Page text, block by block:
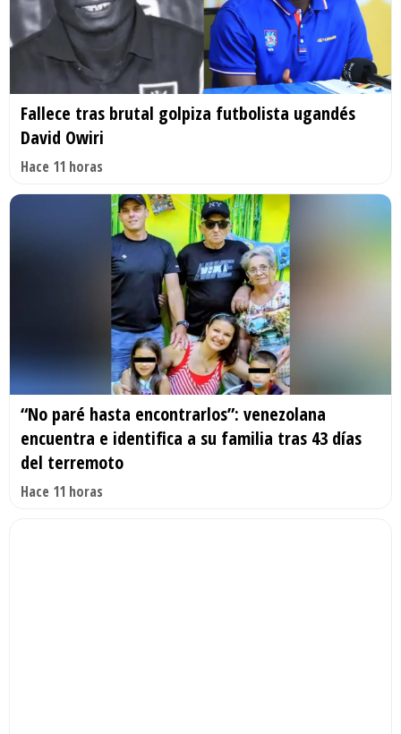
Fallece tras brutal golpiza futbolista ugandés
David Owiri
Hace 11 horas
“No paré hasta encontrarlos”: venezolana
encuentra e identifica a su familia tras 43 días
del terremoto
Hace 11 horas